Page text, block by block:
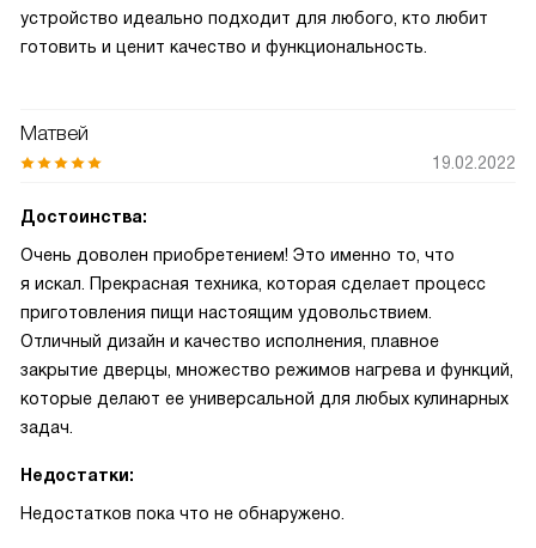
устройство идеально подходит для любого, кто любит
готовить и ценит качество и функциональность.
Матвей
19.02.2022
Достоинства:
Очень доволен приобретением! Это именно то, что
я искал. Прекрасная техника, которая сделает процесс
приготовления пищи настоящим удовольствием.
Отличный дизайн и качество исполнения, плавное
закрытие дверцы, множество режимов нагрева и функций,
которые делают ее универсальной для любых кулинарных
задач.
Недостатки:
Недостатков пока что не обнаружено.